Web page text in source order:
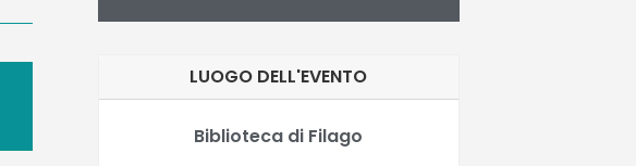
LUOGO DELL'EVENTO
Biblioteca di Filago